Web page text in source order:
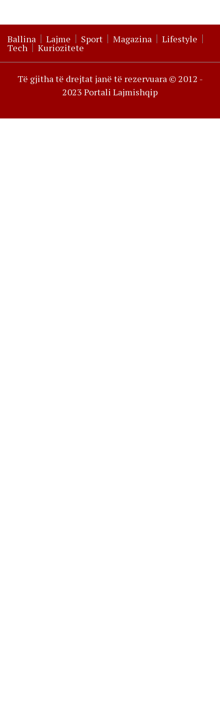
Ballina Lajme Sport Magazina Lifestyle
Tech Kuriozitete
Të gjitha të drejtat janë të rezervuara © 2012 -
2023 Portali Lajmishqip